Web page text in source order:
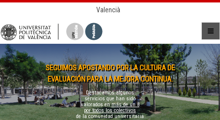
Valencià
SEGUIMOS APOSTANDO POR LA CULTURA DE
EVALUACIÓN PARA LA MEJORA CONTINUA.
Destacamos algunos
servicios que han sido
valorados enmás de un 8
por todos los colectivos
de la comunidad universitaria